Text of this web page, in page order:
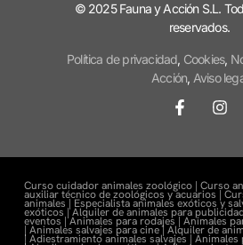
© 2025 Fauna y Acción S.L.
reservados.
Política de privacidad, Cookies,
Acción, Aviso
Curso cuidador animales zoológico | Curso
auxiliar técnico de zoológicos y acuarios |
animales | Especialista animales exóticos y
exóticos |Alquiler de animales para
eventos |Animales para rodajes | Animales
| Animales salvajes para cine | Alquiler de
| Adiestramiento animales salvajes | Animales